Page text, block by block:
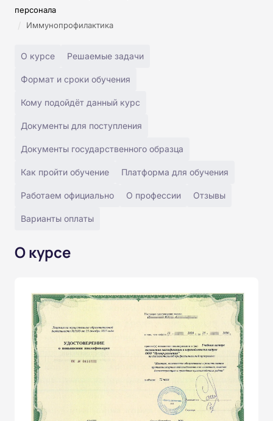
персонала
/ Иммунопрофилактика
О курсе Решаемые задачи
Формат и сроки обучения
Кому подойдёт данный курс
Документы для поступления
Документы государственного образца
Как пройти обучение Платформа для обучения
Работаем официально О профессии Отзывы
Варианты оплаты
О курсе